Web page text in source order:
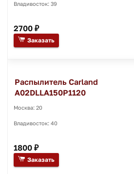
Владивосток: 39
2700 ₽
Заказать
Распылитель Carland
A02DLLA150P1120
Москва: 20
Владивосток: 40
1800 ₽
Заказать